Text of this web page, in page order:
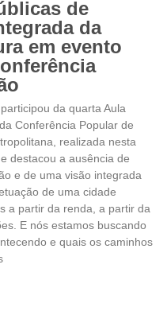
de
da
em evento
da quarta Aula
Conferência Popular de
realizada nesta
destacou a ausência de
e de uma visão integrada
de uma cidade
a partir da renda, a partir da
E nós estamos buscando
e quais os caminhos